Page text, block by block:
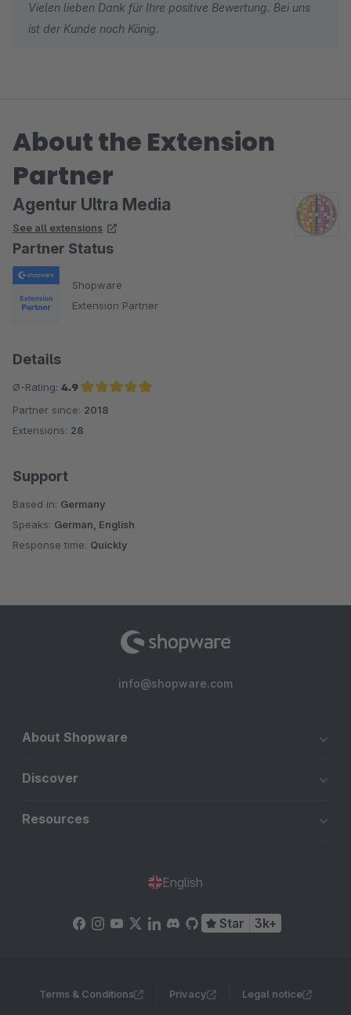
Vielen lieben Dank für Ihre positive Bewertung. Bei uns
ist der Kunde noch König.
About the Extension
Partner
Agentur Ultra Media
See all extensions
Partner Status
Shopware
Extension Partner
Details
Ø-Rating: 4.9
Average rating of 4.9 out of 5 stars
Partner since: 2018
Extensions: 28
Support
Based in: Germany
Speaks: German, English
Response time: Quickly
info@shopware.com
About Shopware
Discover
Resources
English
Star 3k+
Terms & Conditions Privacy Legal notice